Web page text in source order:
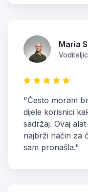
Maria
"Često moram
dijele korisnici
sadržaj. Ovaj
najbrži način za
sam pronašla."